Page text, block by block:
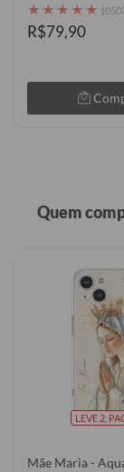
★ ★ ★ ★ ★
R$79,90
Quem
LEVE 2,
Mãe Maria -